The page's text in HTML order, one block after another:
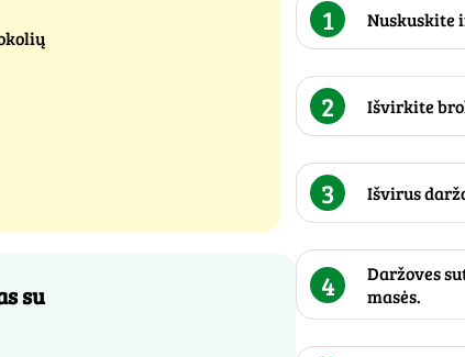
su
1 Nuskuskite
2 Išvirkite
3 Išvirus
4
Daržoves
masės.